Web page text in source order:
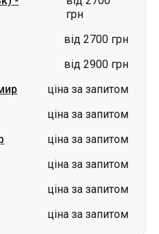
грн
від 2700 грн
від 2900 грн
ціна за запитом
ціна за запитом
ціна за запитом
ціна за запитом
ціна за запитом
ціна за запитом